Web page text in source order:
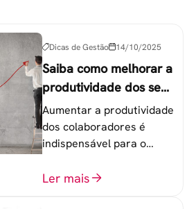
Dicas de Gestão 14/10/2025
Saiba como melhorar a
produtividade dos seus
colaboradores
Aumentar a produtividade
dos colaboradores é
indispensável para o
equipe de trabalho. 6
Ler mais